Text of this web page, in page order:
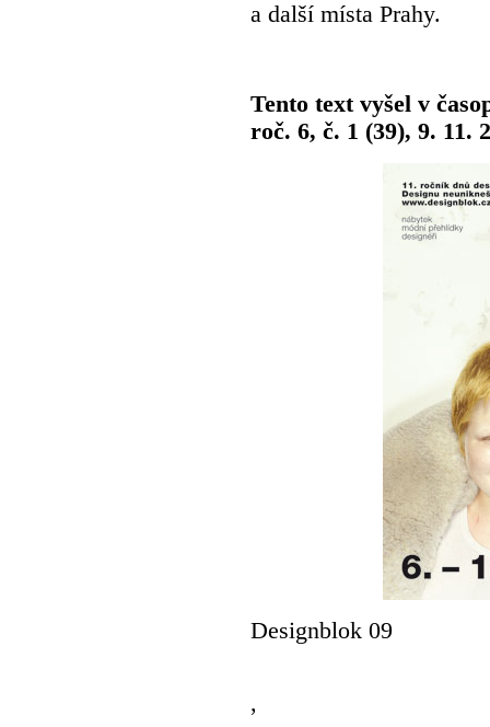
a další místa Prahy.
Tento text vyšel v
roč. 6, č. 1 (39), 9. 11.
Designblok 09
,